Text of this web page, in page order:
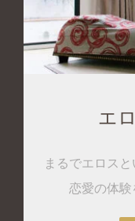
エ
まるでエロス
恋愛の体験